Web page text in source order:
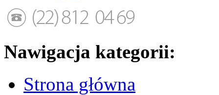
Nawigacja kategorii:
Strona główna